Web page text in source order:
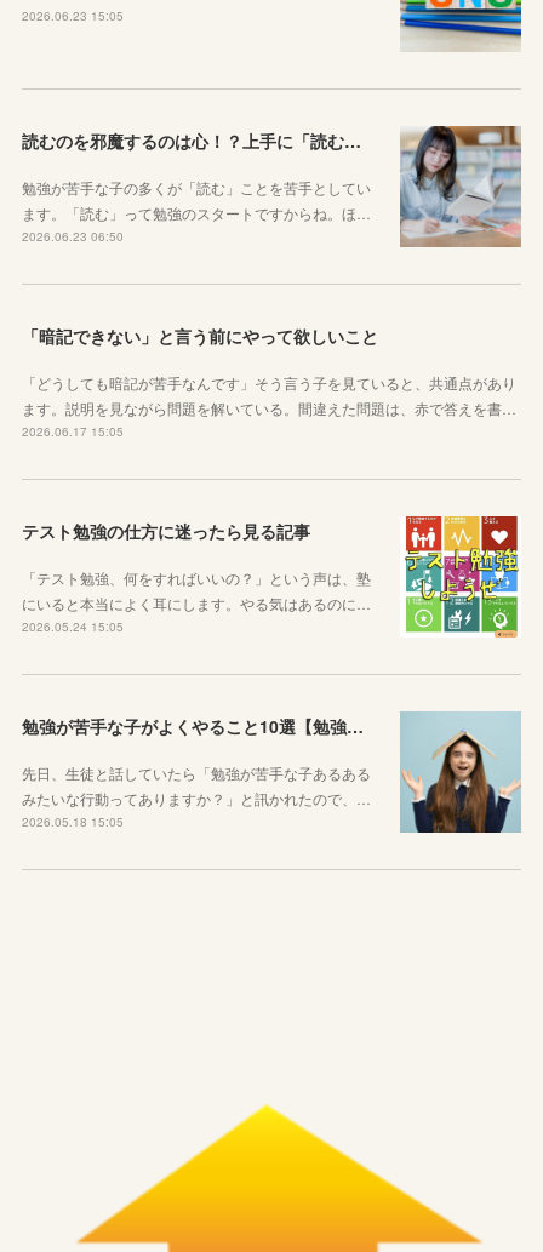
2026.06.23 15:05
読むのを邪魔するのは心！？上手に「読む」ための気持ちの対処法
勉強が苦手な子の多くが「読む」ことを苦手としてい
ます。「読む」って勉強のスタートですからね。ほ…
2026.06.23 06:50
「暗記できない」と言う前にやって欲しいこと
「どうしても暗記が苦手なんです」そう言う子を見ていると、共通点があり
ます。説明を見ながら問題を解いている。間違えた問題は、赤で答えを書…
2026.06.17 15:05
テスト勉強の仕方に迷ったら見る記事
「テスト勉強、何をすればいいの？」という声は、塾
にいると本当によく耳にします。やる気はあるのに…
2026.05.24 15:05
勉強が苦手な子がよくやること10選【勉強苦手あるある】
先日、生徒と話していたら「勉強が苦手な子あるある
みたいな行動ってありますか？」と訊かれたので、…
2026.05.18 15:05